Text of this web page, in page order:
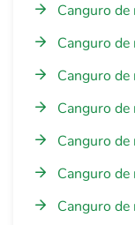
Canguro
Canguro de
Canguro
Canguro
Canguro
Canguro
Canguro